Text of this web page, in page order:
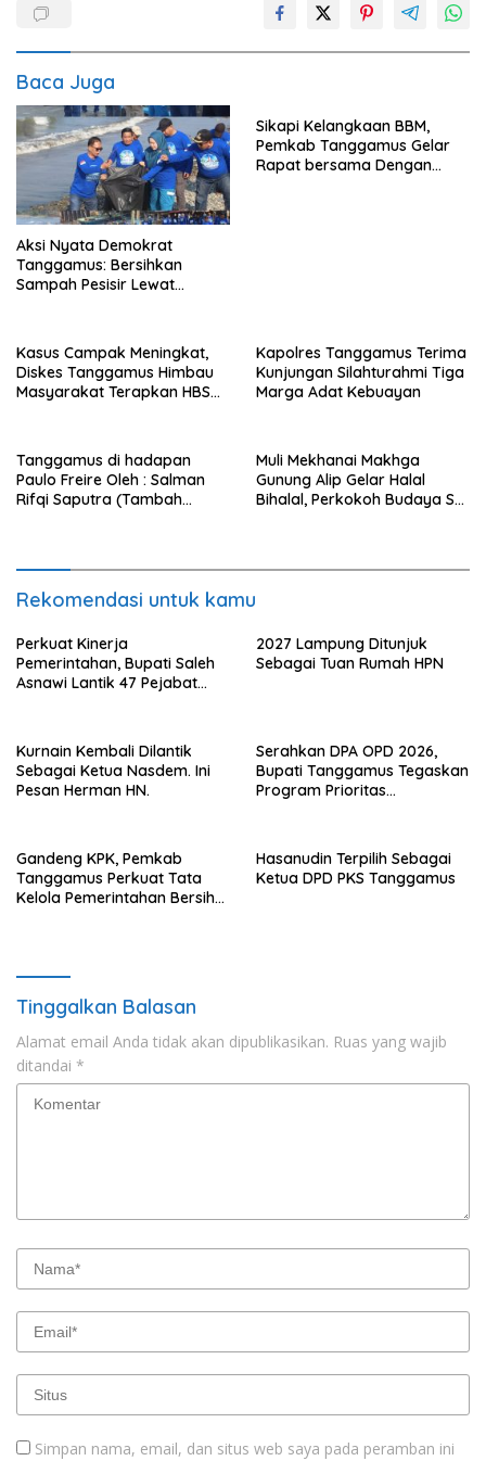
Baca Juga
Aksi Nyata Demokrat
Tanggamus: Bersihkan
Sampah Pesisir Lewat
Sikapi Kelangkaan BBM,
Pemkab Tanggamus Gelar
Rapat bersama Dengan
Kasus Campak Meningkat,
Diskes Tanggamus Himbau
Masyarakat Terapkan HBS
Kapolres Tanggamus Terima
Kunjungan Silahturahmi Tiga
Marga Adat Kebuayan
Tanggamus di hadapan
Paulo Freire Oleh : Salman
Rifqi Saputra (Tambah
Muli Mekhanai Makhga
Gunung Alip Gelar Halal
Bihalal, Perkokoh Budaya Sai
Rekomendasi untuk kamu
Perkuat Kinerja
Pemerintahan, Bupati Saleh
Asnawi Lantik 47 Pejabat
2027 Lampung Ditunjuk
Sebagai Tuan Rumah HPN
Kurnain Kembali Dilantik
Sebagai Ketua Nasdem. Ini
Pesan Herman HN.
Serahkan DPA OPD 2026,
Bupati Tanggamus Tegaskan
Program Prioritas
Gandeng KPK, Pemkab
Tanggamus Perkuat Tata
Kelola Pemerintahan Bersih
Hasanudin Terpilih Sebagai
Ketua DPD PKS Tanggamus
Tinggalkan Balasan
Alamat email Anda tidak akan dipublikasikan. Ruas yang wajib
ditandai *
Simpan nama, email, dan situs web saya pada peramban ini